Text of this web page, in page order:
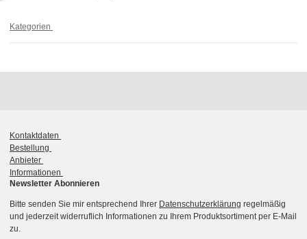
Kategorien
Kontaktdaten
Bestellung
Anbieter
Informationen
Newsletter Abonnieren
Bitte senden Sie mir entsprechend Ihrer Datenschutzerklärung regelmäßig
und jederzeit widerruflich Informationen zu Ihrem Produktsortiment per E-Mail
zu.